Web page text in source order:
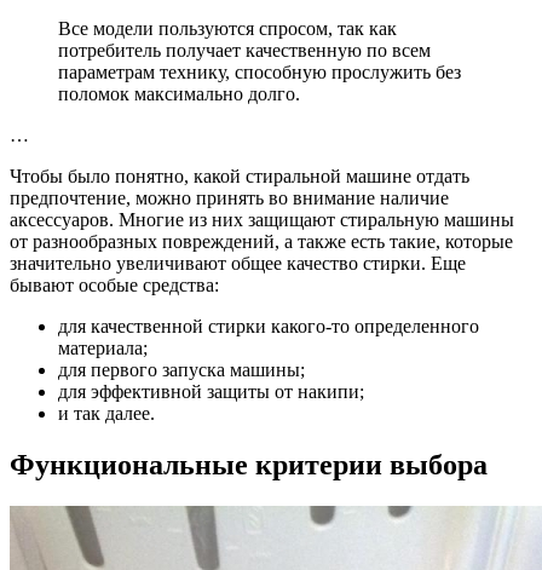
Все модели пользуются спросом, так как
потребитель получает качественную по всем
параметрам технику, способную прослужить без
поломок максимально долго.
…
Чтобы было понятно, какой стиральной машине отдать
предпочтение, можно принять во внимание наличие
аксессуаров. Многие из них защищают стиральную машины
от разнообразных повреждений, а также есть такие, которые
значительно увеличивают общее качество стирки. Еще
бывают особые средства:
для качественной стирки какого-то определенного
материала;
для первого запуска машины;
для эффективной защиты от накипи;
и так далее.
Функциональные критерии выбора